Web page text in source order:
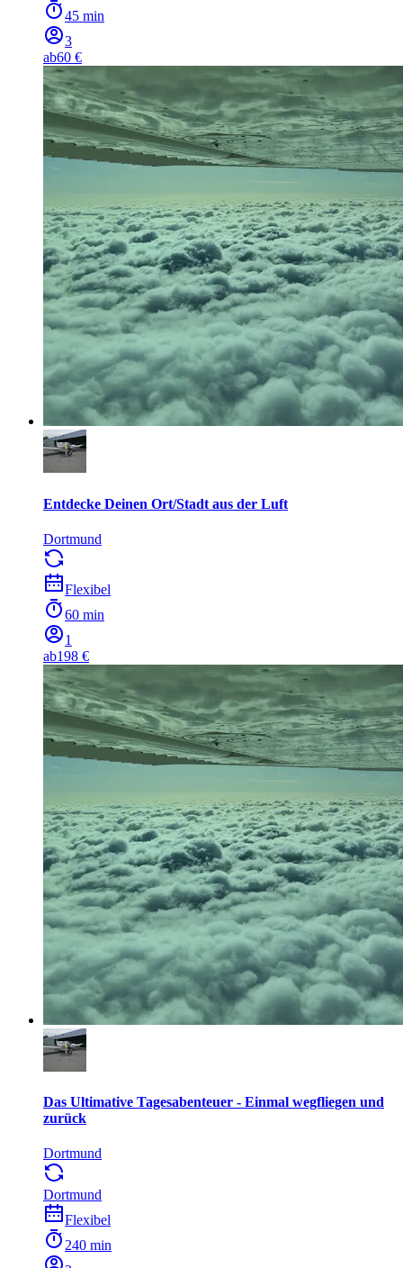
45 min
3
ab60 €
Entdecke Deinen Ort/Stadt aus der Luft
Dortmund
Flexibel
60 min
1
ab198 €
Das Ultimative Tagesabenteuer - Einmal wegfliegen und
zurück
Dortmund
Dortmund
Flexibel
240 min